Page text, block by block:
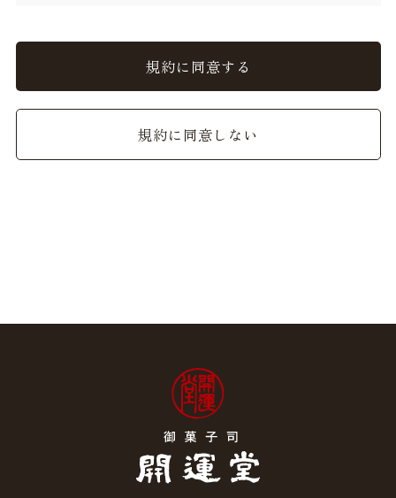
1. 当社は、会員の了承を得ることなく本規約を随時変更す
ることができるものとし、会員はこれを承諾します。
2. 前項の変更については、当サイト上に1ヵ月間表示した
時点で、全ての会員が了承したものとみなします。
会員のみなさまへの通知
す。
※ログインには、会員登録時に入力したメールアドレスお
よびパスワードが必要になります。
会員のみなさまから提供された個人情報
当サイトを利用するにあたって、会員の住所、電話番号、
購入履歴などの大切な個人情報がネットサーバ上に登録さ
れますが、当社はその個人情報を適切かつ確実に管理する
規約に同意しない
規約に同意する